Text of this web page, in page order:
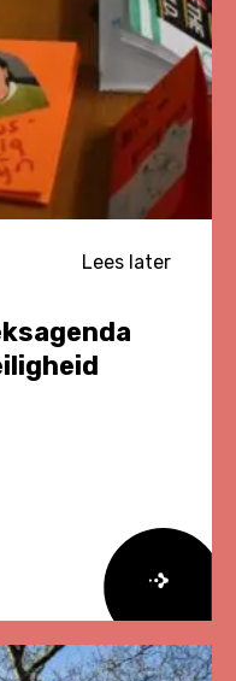
Lees later